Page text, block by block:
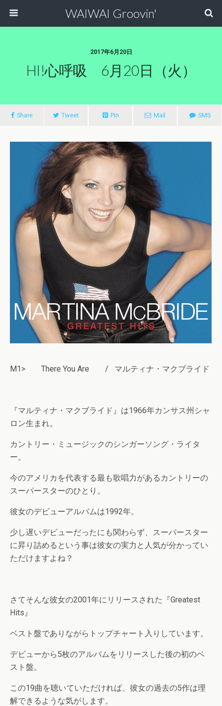
WAIWAI Groovin'
2017年6月20日
HI!心呼吸 6月20日（火）
Share Tweet Pin Mail SMS
M1> There You Are / マルティナ・マクブライド
『マルティナ・マクブライド』は1966年カンサス州シャ
ロン生まれ。
カントリー・ミュージックのシンガーソング・ライタ
ー。
今のアメリカを代表する最も歌唱力があるカントリーの
スーパースターのひとり。
彼女のデビューアルバムは1992年。
少し遅いデビューだったにも関わらず、スーパースター
に昇り詰めるという事は彼女の実力と人気が分かってい
ただけますよね？
さてそんな彼女の2001年にリリースされた『Greatest
Hits』
ベスト盤でありながらトップチャート入りしています。
デビューから5枚のアルバムをリリースした後の初のベ
スト盤。
この19曲を聴いていただければ、彼女の過去の5作は理
解できるような気がします。